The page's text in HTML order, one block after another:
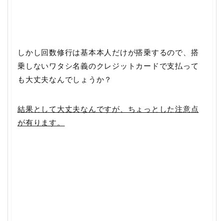
しかし回数修行は基本本人だけが搭乗するので、搭
乗しないワタシ名義のクレジットカードで支払って
も大丈夫なんでしょうか？
結果として大丈夫なんですが、ちょっとした注意点
が有ります。